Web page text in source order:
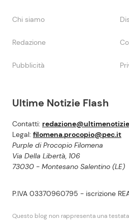
Ultime Notizie Flash
Contatti:
Legal: filomena.procopio@pec.it
Purple di Procopio Filomena
Via Della Libertà, 106
73030 - Montesano Salentino (LE)
P.IVA 03370960795 - iscrizione
Questo blog non rappresenta una
Chi siamo
Redazione
Pubblicità